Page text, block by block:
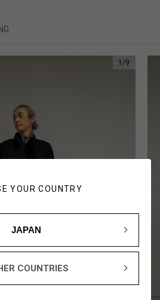
YOUR COUNTRY
JAPAN
COUNTRIES
1 /9